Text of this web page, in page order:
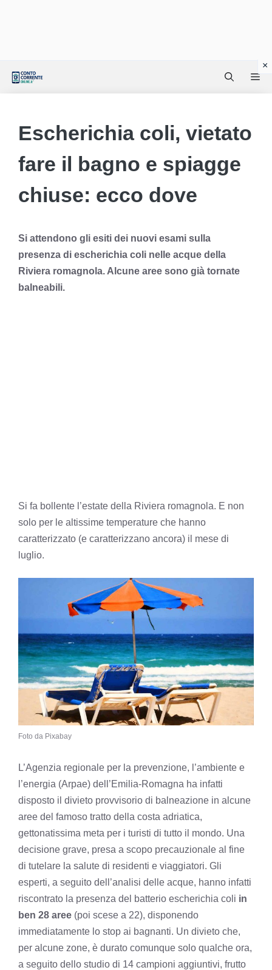
Escherichia coli, vietato
fare il bagno e spiagge
chiuse: ecco dove
Si attendono gli esiti dei nuovi esami sulla
presenza di escherichia coli nelle acque della
Riviera romagnola. Alcune aree sono già tornate
balneabili.
Si fa bollente l’estate della Riviera romagnola. E non
solo per le altissime temperature che hanno
caratterizzato (e caratterizzano ancora) il mese di
luglio.
Foto da Pixabay
L’Agenzia regionale per la prevenzione, l’ambiente e
l’energia (Arpae) dell’Emilia-Romagna ha infatti
disposto il divieto provvisorio di balneazione in alcune
aree del famoso tratto della costa adriatica,
gettonatissima meta per i turisti di tutto il mondo. Una
decisione grave, presa a scopo precauzionale al fine
di tutelare la salute di residenti e viaggiatori. Gli
esperti, a seguito dell’analisi delle acque, hanno infatti
riscontrato la presenza del batterio escherichia coli in
ben 28 aree (poi scese a 22), disponendo
immediatamente lo stop ai bagnanti. Un divieto che,
per alcune zone, è durato comunque solo qualche ora,
a seguito dello studio di 14 campioni aggiuntivi, frutto